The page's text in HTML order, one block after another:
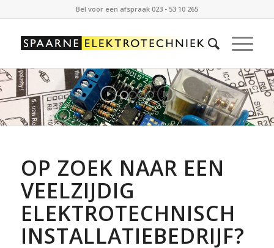
Bel voor een afspraak 023 - 53 10 265
OP ZOEK NAAR EEN
VEELZIJDIG
ELEKTROTECHNISCH
INSTALLATIEBEDRIJF?